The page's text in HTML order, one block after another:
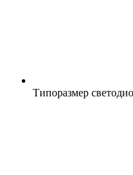
Типоразмер